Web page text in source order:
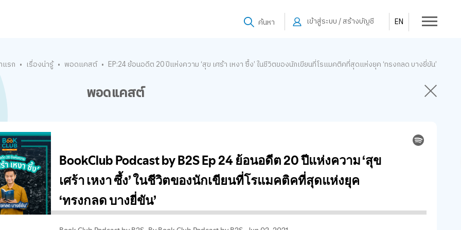
ค้นหา เข้าสู่ระบบ / สร้างบัญชี EN
แรก • เรื่องน่ารู้ • พอดแคสต์ • EP:24 ย้อนอดีต 20 ปีแห่งความ ‘สุข เศร้า เหงา ซึ้ง’ ในชีวิตของนักเขียนที่โรแมคติคที่สุดแห่งยุค ‘ทรงกลด บางยี่ขัน’
พอดแคสต์